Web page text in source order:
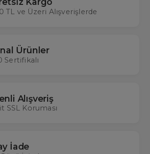
TL ve Üzeri Alışverişlerde
Ürünler
Sertifikalı
Alışveriş
SSL Koruması
İade